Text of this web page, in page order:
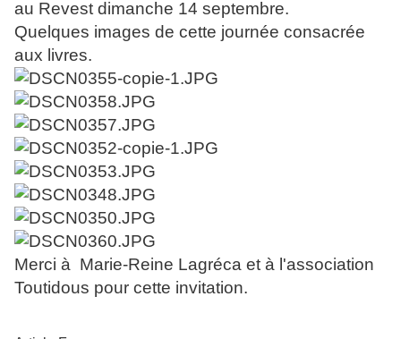
au Revest dimanche 14 septembre.
Quelques images de cette journée consacrée
aux livres.
Merci à Marie-Reine Lagréca et à l'association
Toutidous pour cette invitation.